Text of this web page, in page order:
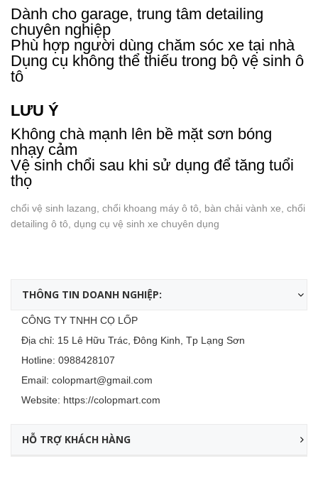
Dành cho garage, trung tâm detailing
chuyên nghiệp
Phù hợp người dùng chăm sóc xe tại nhà
Dụng cụ không thể thiếu trong bộ vệ sinh ô
tô
LƯU Ý
Không chà mạnh lên bề mặt sơn bóng
nhạy cảm
Vệ sinh chổi sau khi sử dụng để tăng tuổi
thọ
chổi vệ sinh lazang, chổi khoang máy ô tô, bàn chải vành xe, chổi
detailing ô tô, dụng cụ vệ sinh xe chuyên dụng
THÔNG TIN DOANH NGHIỆP:
CÔNG TY TNHH CỌ LỐP
Địa chỉ: 15 Lê Hữu Trác, Đông Kinh, Tp Lạng Sơn
Hotline: 0988428107
Email: colopmart@gmail.com
Website: https://colopmart.com
HỖ TRỢ KHÁCH HÀNG